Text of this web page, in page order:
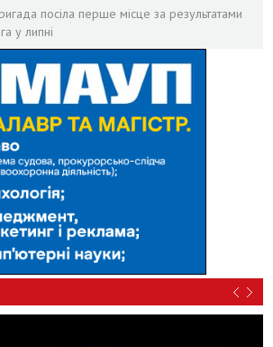
посіла перше місце за результатами
у липні